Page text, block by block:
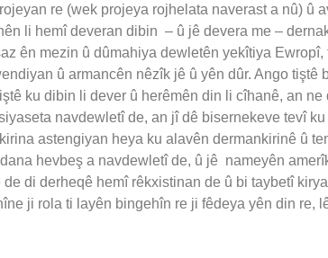
re (wek projeya rojhelata naverast a nû) û
li hemî deveran dibin – û jê devera me –
ên mezin û dûmahiya dewletên yekîtiya
û armancên nêzîk jê û yên dûr. Ango
ku dibin li dever û herêmên din li cîhanê, an
navdewletî de, an jî dê bisernekeve tevî
astengiyan heya ku alavên dermankirinê û
hevbeş a navdewletî de, û jê nameyên
di derheqê hemî rêkxistinan de û bi taybetî
ji rola ti layên bingehîn re ji fêdeya yên din re,